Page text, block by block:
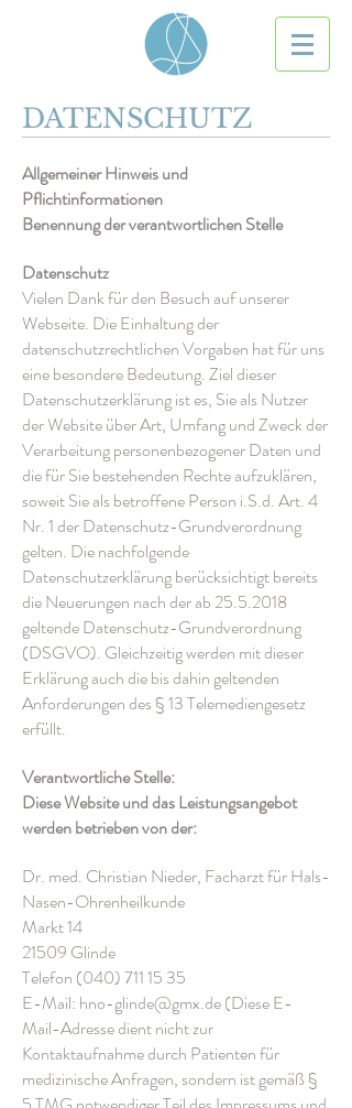
DATENSCHUTZ
Allgemeiner Hinweis und
Pflichtinformationen
Benennung der verantwortlichen Stelle
Datenschutz
Vielen Dank für den Besuch auf unserer
Webseite. Die Einhaltung der
datenschutzrechtlichen Vorgaben hat für uns
eine besondere Bedeutung. Ziel dieser
Datenschutzerklärung ist es, Sie als Nutzer
der Website über Art, Umfang und Zweck der
Verarbeitung personenbezogener Daten und
die für Sie bestehenden Rechte aufzuklären,
soweit Sie als betroffene Person i.S.d. Art. 4
Nr. 1 der Datenschutz-Grundverordnung
gelten. Die nachfolgende
Datenschutzerklärung berücksichtigt bereits
die Neuerungen nach der ab 25.5.2018
geltende Datenschutz-Grundverordnung
(DSGVO). Gleichzeitig werden mit dieser
Erklärung auch die bis dahin geltenden
Anforderungen des § 13 Telemediengesetz
erfüllt.
Verantwortliche Stelle:
Diese Website und das Leistungsangebot
werden betrieben von der:
Dr. med. Christian Nieder, Facharzt für Hals-
Nasen-Ohrenheilkunde
Markt 14
21509 Glinde
Telefon (040) 711 15 35
E-Mail: hno-glinde@gmx.de (Diese E-
Mail-Adresse dient nicht zur
Kontaktaufnahme durch Patienten für
medizinische Anfragen, sondern ist gemäß §